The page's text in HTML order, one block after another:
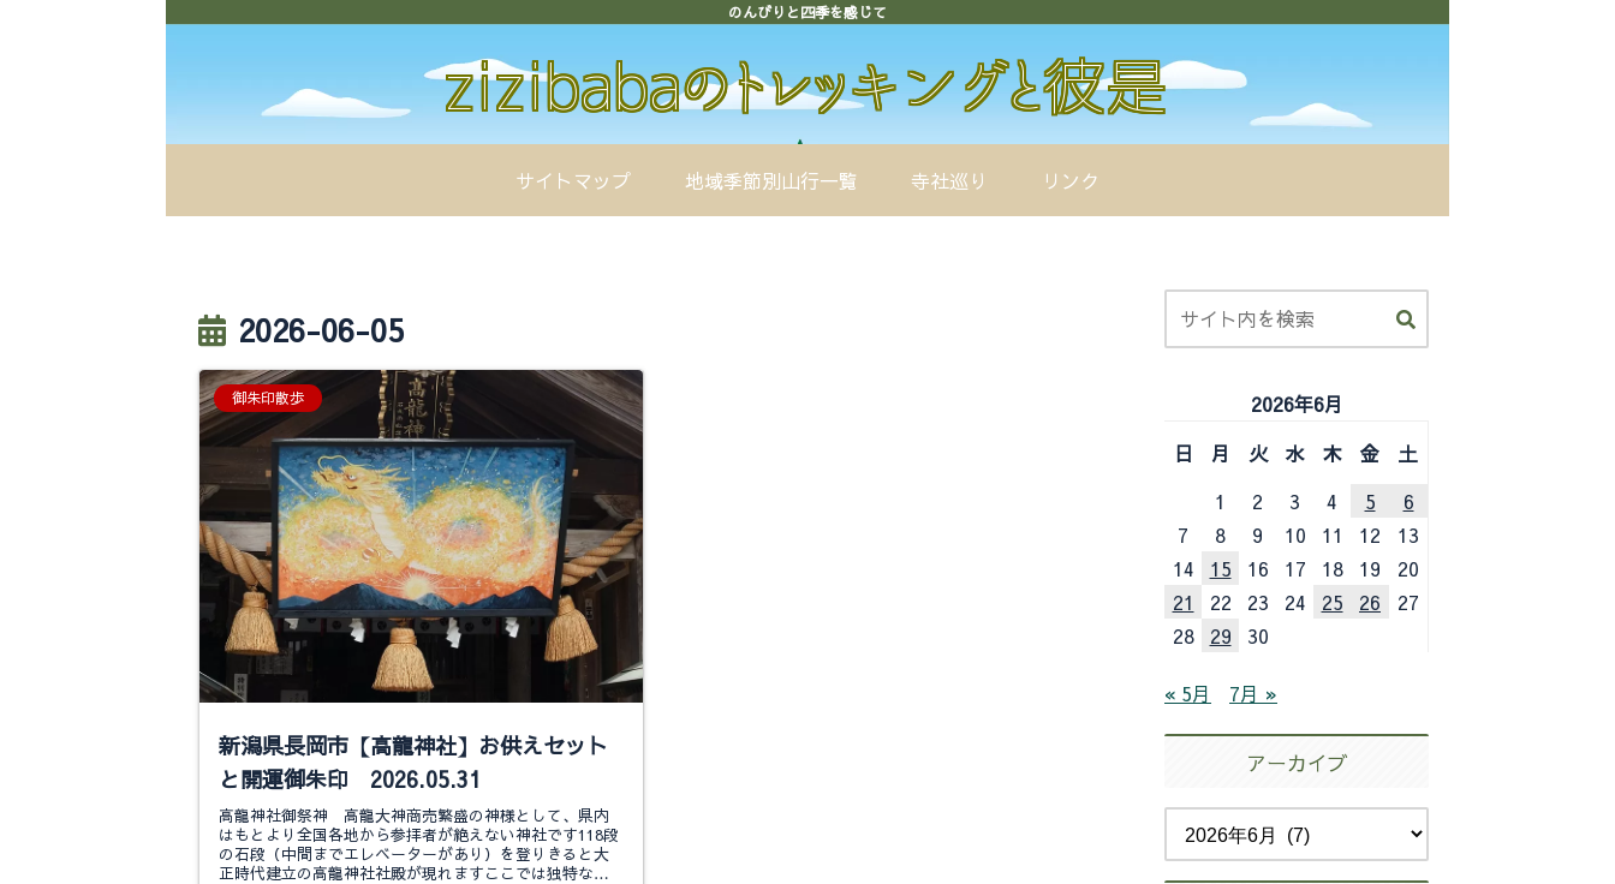
のんびりと四季を感じて
サイトマップ 地域季節別山行一覧 寺社巡り リンク
2026-06-05
御朱印散歩
新潟県長岡市【高龍神社】お供えセット
と開運御朱印 2026.05.31
高龍神社御祭神 高龍大神商売繁盛の神様として、県内
はもとより全国各地から参拝者が絶えない神社です118段
の石段（中間までエレベーターがあり）を登りきると大
正時代建立の高龍神社社殿が現れますここでは独特な参
2026年6月
日
月 火 水 木 金
土
1
2 3 4 5
6
7
8 9 10 11 12
13
14
15 16 17 18 19
20
21
22 23 24 25 26
27
28
29 30
« 5月 7月 »
アーカイブ